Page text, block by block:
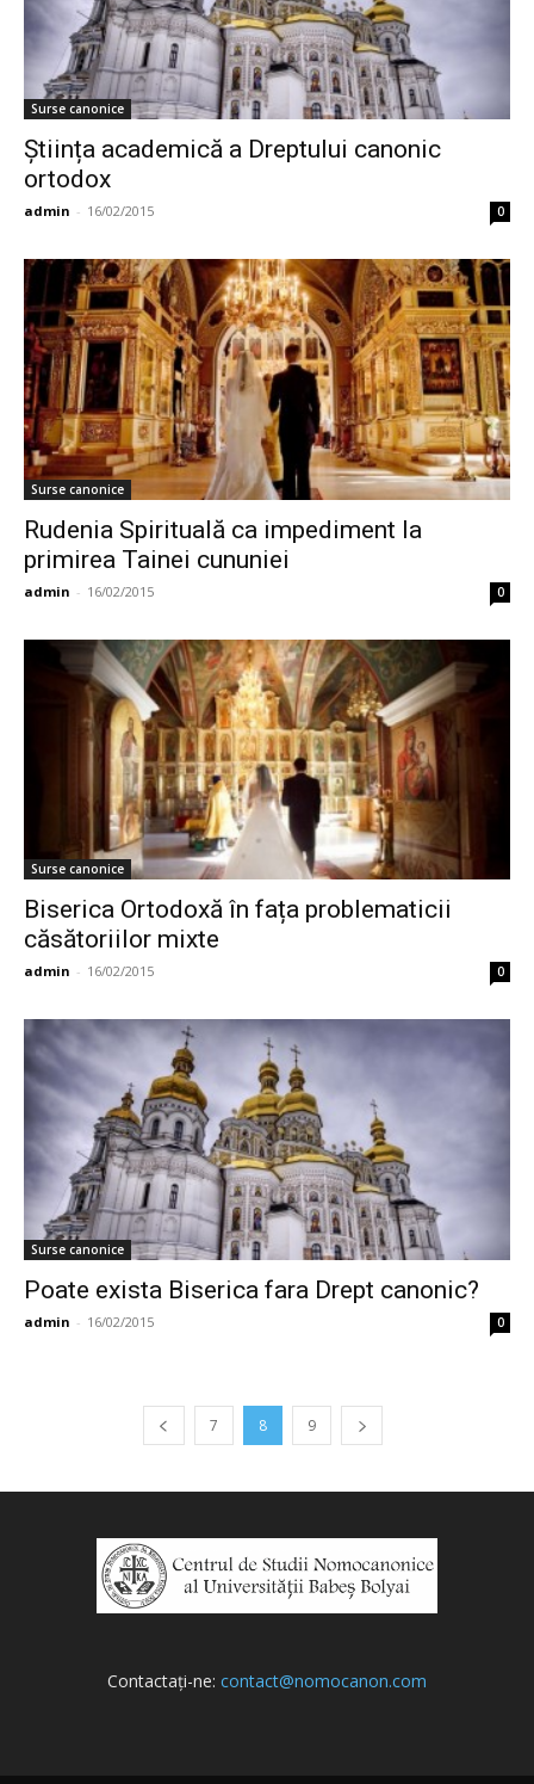
Surse canonice
Știința academică a Dreptului canonic
ortodox
admin - 16/02/2015 0
Surse canonice
Rudenia Spirituală ca impediment la
primirea Tainei cununiei
admin - 16/02/2015 0
Surse canonice
Biserica Ortodoxă în fața problematicii
căsătoriilor mixte
admin - 16/02/2015 0
Surse canonice
Poate exista Biserica fara Drept canonic?
admin - 16/02/2015 0
7 8 9
Contactați-ne: contact@nomocanon.com